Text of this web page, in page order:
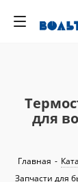
для
Главная -
Запчасти для